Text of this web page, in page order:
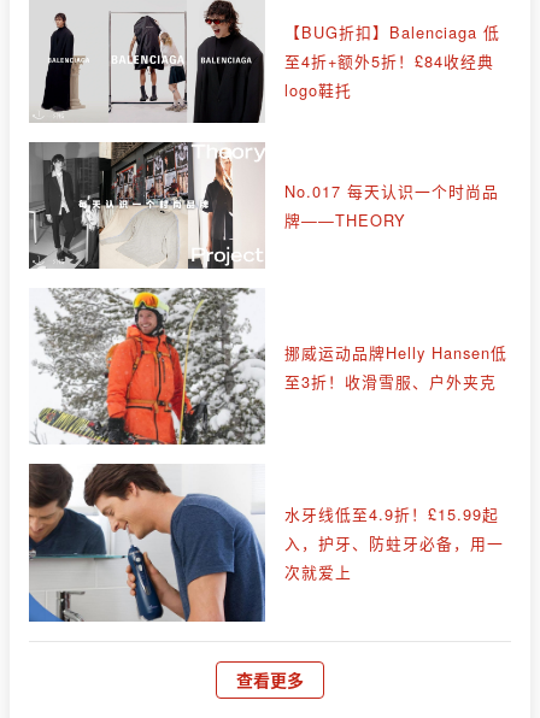
【BUG折扣】Balenciaga 低
至4折+额外5折！£84收经典
logo鞋托
No.017 每天认识一个时尚品
牌——THEORY
挪威运动品牌Helly Hansen低
至3折！收滑雪服、户外夹克
水牙线低至4.9折！£15.99起
入，护牙、防蛀牙必备，用一
次就爱上
查看更多